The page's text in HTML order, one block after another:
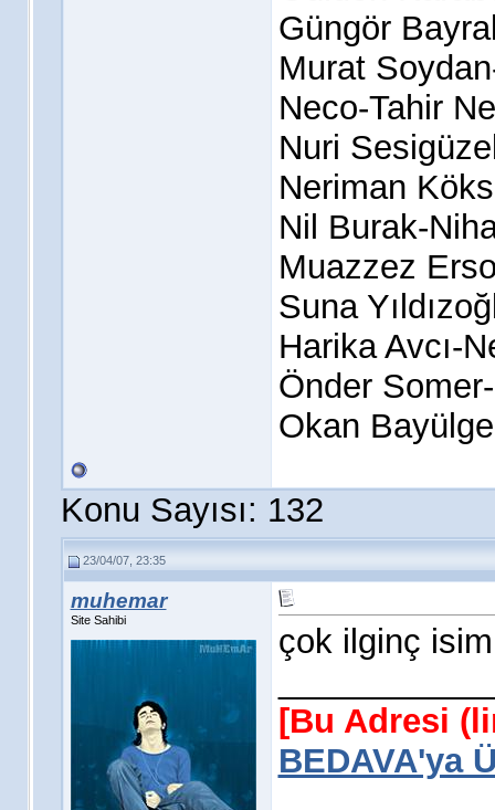
Güngör
Murat
Neco-Tahir
Nuri
Neriman
Nil Burak-
Muazzez
Suna
Harika Avcı-
Önder
Okan
Konu Sayısı: 132
23/04/07, 23:35
muhemar
Site Sahibi
çok ilginç
[Bu Adresi
BEDAVA'ya